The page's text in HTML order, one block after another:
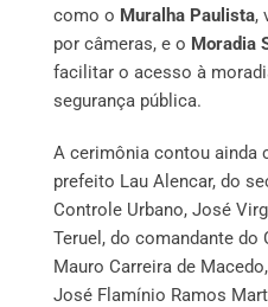
como o Muralha Paulista,
por câmeras, e o Moradia
facilitar o acesso à
segurança pública.
A cerimônia contou ainda
prefeito Lau Alencar, do
Controle Urbano, José
Teruel, do comandante do
Mauro Carreira de
José Flamínio Ramos